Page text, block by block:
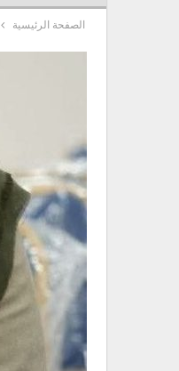
الصفحة الرئيسية